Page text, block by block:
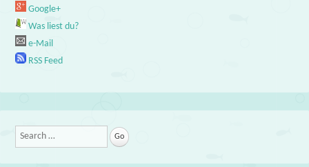
Google+
Was liest du?
e-Mail
RSS Feed
Search